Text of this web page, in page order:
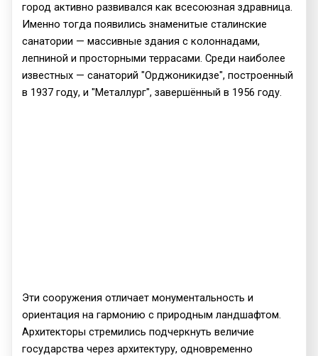
город активно развивался как всесоюзная здравница.
Именно тогда появились знаменитые сталинские
санатории — массивные здания с колоннадами,
лепниной и просторными террасами. Среди наиболее
известных — санаторий "Орджоникидзе", построенный
в 1937 году, и "Металлург", завершённый в 1956 году.
Эти сооружения отличает монументальность и
ориентация на гармонию с природным ландшафтом.
Архитекторы стремились подчеркнуть величие
государства через архитектуру, одновременно